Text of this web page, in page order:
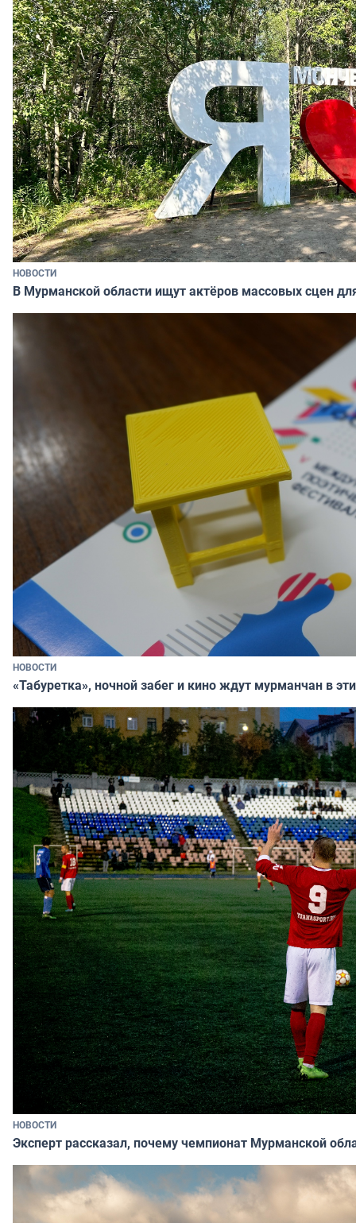
НОВОСТИ
В Мурманской области ищут актёров массовых сцен
НОВОСТИ
«Табуретка», ночной забег и кино ждут мурманчан в
НОВОСТИ
Эксперт рассказал, почему чемпионат Мурманской